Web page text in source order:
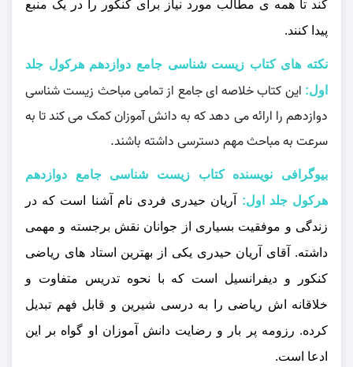
کند تا همه‌ ی مطالب مورد نیاز برای کنکور را در یک منبع
پیدا کنند.
نکته های کتاب زیست شناسی جامع دوازدهم هرکول جلد
اول: این کتاب خلاصه‌ ای جامع از تمامی مباحث زیست‌ شناسی
دوازدهم را ارائه می‌ دهد که به دانش‌ آموزان کمک می‌ کند تا به
سرعت به مباحث مهم دسترسی داشته باشند.
بیوگرافی نویسنده کتاب زیست شناسی جامع دوازدهم
هرکول جلد اول:
آریان حیدری فردی نام آشنا است که در
زندگی و موفقیت بسیاری از جوانان نقش برجسته و مهمی
داشته. آقای آریان حیدری یکی از بهترین استاد های ریاضی
کنکور و دیفرانسیل است که با نحوه تدریس متفاوت و
خلاقانه‌ اش ریاضی را به درسی شیرین و قابل فهم تبدیل
کرده. رزومه پر بار و رضایت دانش آموزان او گواه بر این
ادعا است.